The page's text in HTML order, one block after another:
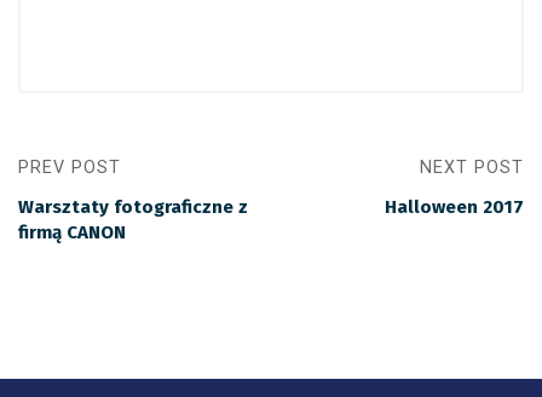
PREV POST
Warsztaty fotograficzne z
firmą CANON
NEXT POST
Halloween 2017